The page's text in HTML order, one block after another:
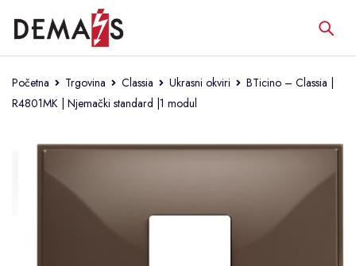
Početna Trgovina Classia Ukrasni okviri
BTicino – Classia |
R4801MK | Njemački standard |1 modul